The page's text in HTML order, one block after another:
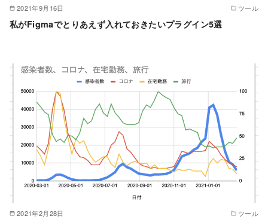
2021年9月16日 ツール
私がFigmaでとりあえず入れておきたいプラグイン5選
2021年2月28日 ツール